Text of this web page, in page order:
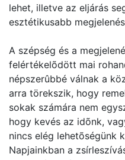
lehet, illetve az eljárás
esztétikusabb
A szépség és a
felértékelõdött mai
népszerûbbé válnak a
arra törekszik, hogy
sokak számára nem
hogy kevés az idõnk,
nincs elég lehetõségünk
Napjainkban a